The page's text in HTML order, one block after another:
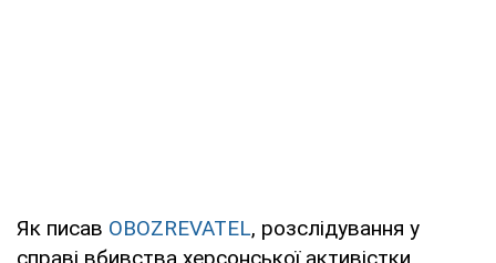
Як писав OBOZREVATEL, розслідування у